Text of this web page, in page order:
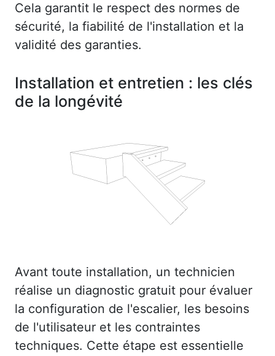
Cela garantit le respect des normes de
sécurité, la fiabilité de l'installation et la
validité des garanties.
Installation et entretien : les clés
de la longévité
Avant toute installation, un technicien
réalise un diagnostic gratuit pour évaluer
la configuration de l'escalier, les besoins
de l'utilisateur et les contraintes
techniques. Cette étape est essentielle